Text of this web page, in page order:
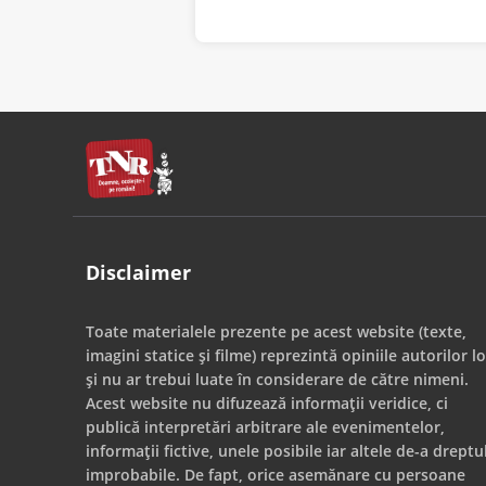
Disclaimer
Toate materialele prezente pe acest website (texte,
imagini statice și filme) reprezintă opiniile autorilor
și nu ar trebui luate în considerare de către nimeni.
Acest website nu difuzează informații veridice, ci
publică interpretări arbitrare ale evenimentelor,
informații fictive, unele posibile iar altele de-a
improbabile. De fapt, orice asemănare cu persoane